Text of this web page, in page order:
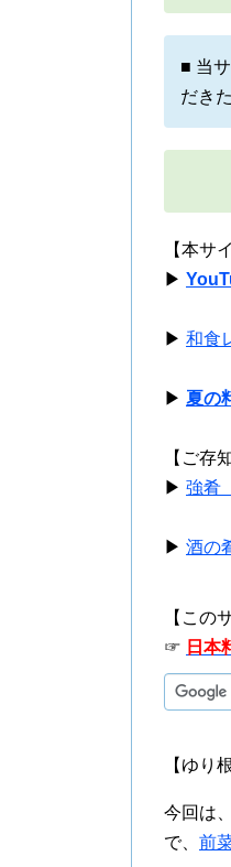
■ 当
だき
【本サ
▶
▶ 和食
▶ 夏の
【ご存
▶ 強肴
▶ 酒の
【この
☞ 日本
【ゆり
今回は
で、 前